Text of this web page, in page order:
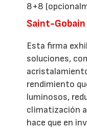
8+8
Saint-Gobain
Esta firma
soluciones,
rendimiento
luminosos,
climatización
hace que en